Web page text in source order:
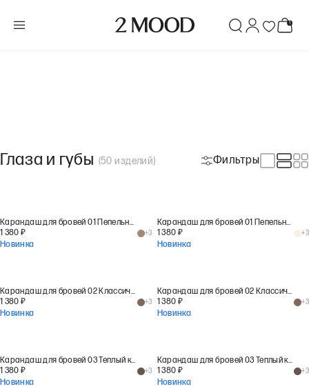
Глаза и губы (50 изделий) Фильтры
Карандаш для бровей 01 Пепельный тауп
1 380 ₽
Новинка
+3
Карандаш для бровей 01 Пепельный тауп
1 380 ₽
Новинка
+3
Карандаш для бровей 02 Классический шоколад
1 380 ₽
Новинка
+3
Карандаш для бровей 02 Классический шоколад
1 380 ₽
Новинка
+3
Карандаш для бровей 03 Теплый каштан
1 380 ₽
Новинка
+3
Карандаш для бровей 03 Теплый каштан
1 380 ₽
Новинка
+3